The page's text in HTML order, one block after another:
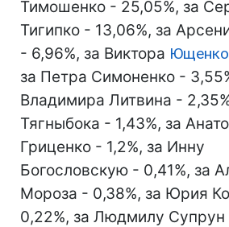
Тимошенко - 25,05%, за
Тигипко - 13,06%, за
- 6,96%, за Виктора Ющенко
за Петра Симоненко -
Владимира Литвина -
Тягныбока - 1,43%, за
Гриценко - 1,2%, за Инну
Богословскую - 0,41%, за
Мороза - 0,38%, за Юрия
0,22%, за Людмилу Супрун